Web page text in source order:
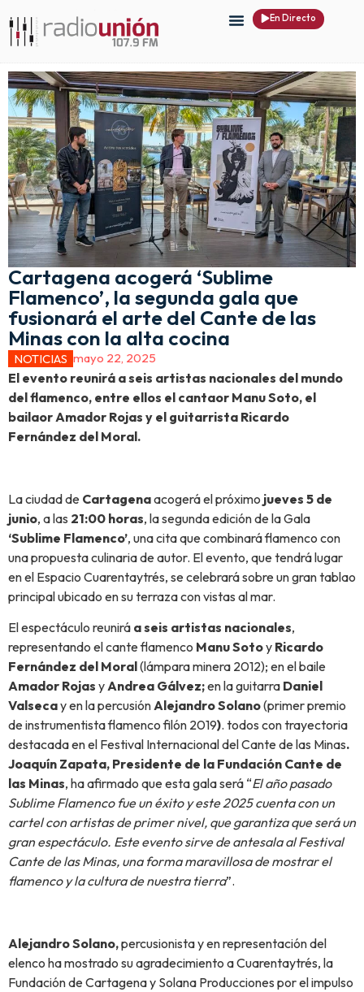
En Directo
Cartagena acogerá ‘Sublime
Flamenco’, la segunda gala que
fusionará el arte del Cante de las
Minas con la alta cocina
NOTICIAS mayo 22, 2025
El evento reunirá a seis artistas nacionales del mundo
del flamenco, entre ellos el cantaor Manu Soto, el
bailaor Amador Rojas y el guitarrista Ricardo
Fernández del Moral.
La ciudad de Cartagenaacogerá el próximo jueves 5 de
junio, a las 21:00 horas, la segunda edición de la Gala
‘Sublime Flamenco’, una cita que combinará flamenco con
una propuesta culinaria de autor. El evento, que tendrá lugar
en el Espacio Cuarentaytrés, se celebrará sobre un gran tablao
principal ubicado en su terraza con vistas al mar.
El espectáculo reunirá a seis artistas nacionales,
representando el cante flamenco Manu Sotoy Ricardo
Fernández del Moral(lámpara minera 2012); en el baile
Amador Rojas yAndrea Gálvez;en la guitarra Daniel
Valsecay en la percusiónAlejandro Solano(primer premio
de instrumentista flamenco filón 2019). todos con trayectoria
destacada en el Festival Internacional del Cante de las Minas.
Joaquín Zapata, Presidente de la Fundación Cante de
las Minas, ha afirmado que esta gala será “El año pasado
Sublime Flamenco fue unéxito y este 2025 cuenta con un
cartel con artistas de primer nivel, que garantiza que seráun
gran espectáculo. Este evento sirve de antesala al Festival
Cante de las Minas, una forma maravillosa de mostrar el
flamenco y la cultura de nuestra tierra”.
Alejandro Solano,percusionista y en representación del
elenco ha mostrado su agradecimiento a Cuarentaytrés, la
Fundación de Cartagena y Solana Producciones por el impulso